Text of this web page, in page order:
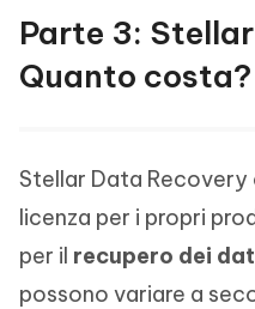
Parte 3:
Quanto costa?
Stellar Data
licenza per i propri
per il recupero dei
possono variare a